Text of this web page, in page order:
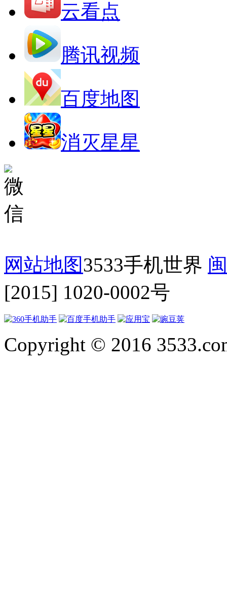
云看点
腾讯视频
百度地图
消灭星星
网站地图3533手机世界
[2015] 1020-0002号
Copyright © 2016